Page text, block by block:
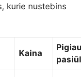
kurie nustebins
Kaina